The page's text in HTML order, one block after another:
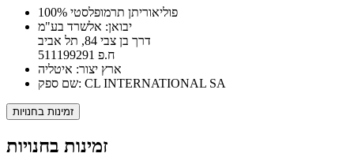
100% פוליאוריתן תרמופלסטי
יבואן: אלשרד בע"מ
דרך בן צבי 84, תל אביב
ח.פ 511199291
ארץ יצור: איטליה
שם ספק: CL INTERNATIONAL SA
זמינות בחנויות
זמינות בחנויות